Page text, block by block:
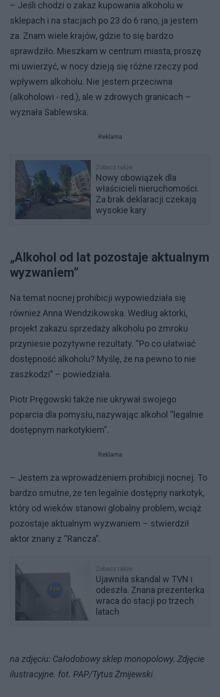
– Jeśli chodzi o zakaz kupowania alkoholu w
sklepach i na stacjach po 23 do 6 rano, ja jestem
za. Znam wiele krajów, gdzie to się bardzo
sprawdziło. Mieszkam w centrum miasta, proszę
mi uwierzyć, w nocy dzieją się różne rzeczy pod
wpływem alkoholu. Nie jestem przeciwna
(alkoholowi - red.), ale w zdrowych granicach –
wyznała Sablewska.
Reklama
Zobacz także
Nowy obowiązek dla
właścicieli nieruchomości.
Za brak deklaracji czekają
wysokie kary
„Alkohol od lat pozostaje aktualnym
wyzwaniem”
Na temat nocnej prohibicji wypowiedziała się
również Anna Wendzikowska. Według aktorki,
projekt zakazu sprzedaży alkoholu po zmroku
przyniesie pozytywne rezultaty. “Po co ułatwiać
dostępność alkoholu? Myślę, że na pewno to nie
zaszkodzi” – powiedziała.
Piotr Pręgowski także nie ukrywał swojego
poparcia dla pomysłu, nazywając alkohol “legalnie
dostępnym narkotykiem”.
Reklama
– Jestem za wprowadzeniem prohibicji nocnej. To
bardzo smutne, że ten legalnie dostępny narkotyk,
który od wieków stanowi globalny problem, wciąż
pozostaje aktualnym wyzwaniem – stwierdził
aktor znany z “Rancza”.
Zobacz także
Ujawniła skandal w TVN i
odeszła. Znana prezenterka
wraca do stacji po trzech
latach
na zdjęciu: Całodobowy sklep monopolowy. Zdjęcie
ilustracyjne. fot. PAP/Tytus Żmijewski